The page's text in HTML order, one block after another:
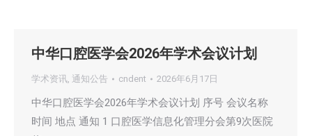
中华口腔医学会2026年学术会议计划
学术资讯, 通知公告 cndent 2026年6月17日
中华口腔医学会2026年学术会议计划 序号 会议名称
时间 地点 通知 1 口腔医学信息化管理分会第9次医院